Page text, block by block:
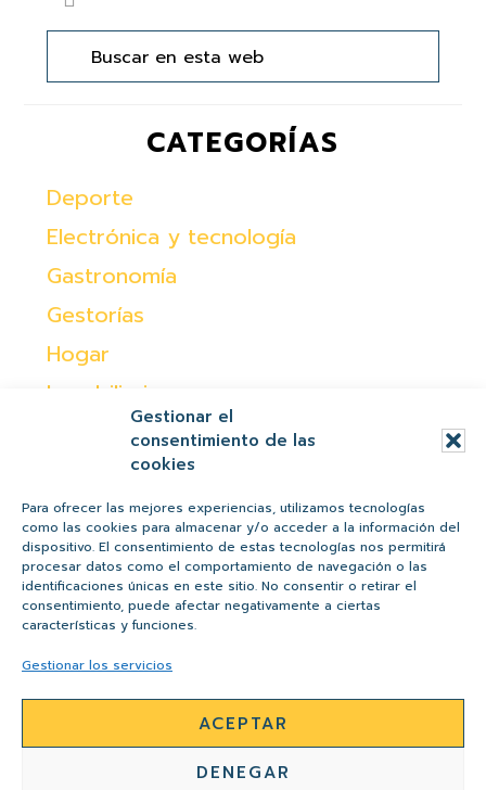
Gestionar el
consentimiento de las
cookies
Para ofrecer las mejores experiencias, utilizamos tecnologías
como las cookies para almacenar y/o acceder a la información del
dispositivo. El consentimiento de estas tecnologías nos permitirá
procesar datos como el comportamiento de navegación o las
identificaciones únicas en este sitio. No consentir o retirar el
consentimiento, puede afectar negativamente a ciertas
características y funciones.
Gestionar los servicios
ACEPTAR
DENEGAR
lateral
principal
en
web
CATEGORÍAS
Deporte
Electrónica y tecnología
Gastronomía
Gestorías
Hogar
Inmobiliaria
Otras
Peques
Regalos
Salud y belleza
Tiendas
POLÍTICA DE COOKIES